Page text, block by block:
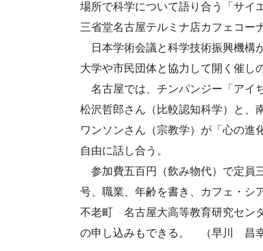
場所で科学について語り合う「サイ
三省堂名古屋テルミナ店カフェコー
日本学術会議と科学技術振興機構
大学や市民団体と協力して開く催し
名古屋では、チンパンジー「アイ
松沢哲郎さん（比較認知科学）と、
ワンソンさん（宗教学）が「心の進
自由に話し合う。
参加費五百円（飲み物代）で定員
号、職業、年齢を書き、カフェ・
不老町 名古屋大高等教育研究セン
の申し込みもできる。 （早川 昌幸